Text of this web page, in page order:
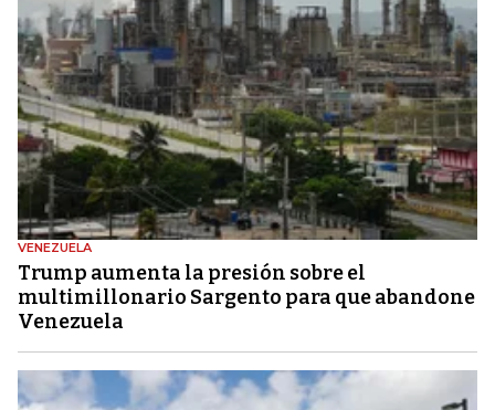
VENEZUELA
Trump aumenta la presión sobre el
multimillonario Sargento para que abandone
Venezuela